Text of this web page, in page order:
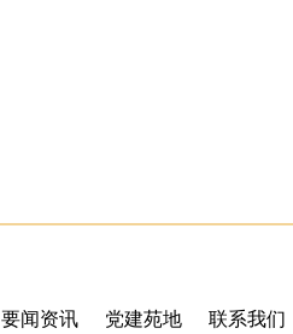
要闻资讯 党建苑地 联系我们